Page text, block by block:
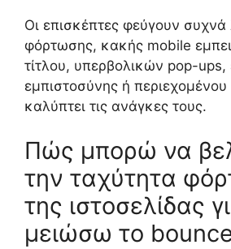
Οι επισκέπτες φεύγουν
φόρτωσης, κακής mobile
τίτλου, υπερβολικών pop-ups,
εμπιστοσύνης ή
καλύπτει τις ανάγκες τους.
Πώς μπορώ να
την ταχύτητα
της ιστοσελίδας
μειώσω το